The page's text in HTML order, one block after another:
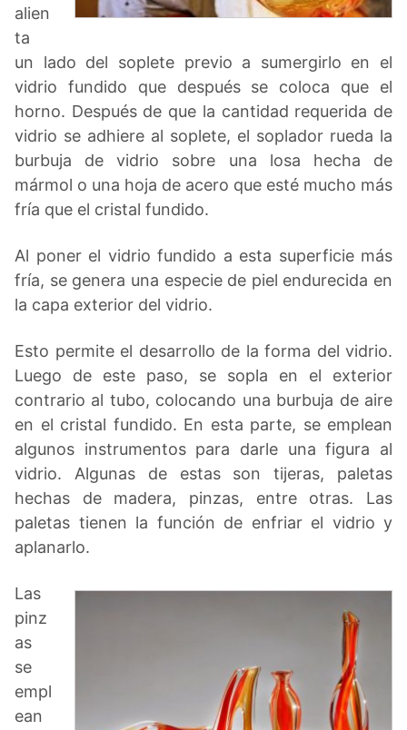
alien
ta
un lado del soplete previo a sumergirlo en el
vidrio fundido que después se coloca que el
horno. Después de que la cantidad requerida de
vidrio se adhiere al soplete, el soplador rueda la
burbuja de vidrio sobre una losa hecha de
mármol o una hoja de acero que esté mucho más
fría que el cristal fundido.
Al poner el vidrio fundido a esta superficie más
fría, se genera una especie de piel endurecida en
la capa exterior del vidrio.
Esto permite el desarrollo de la forma del vidrio.
Luego de este paso, se sopla en el exterior
contrario al tubo, colocando una burbuja de aire
en el cristal fundido. En esta parte, se emplean
algunos instrumentos para darle una figura al
vidrio. Algunas de estas son tijeras, paletas
hechas de madera, pinzas, entre otras. Las
paletas tienen la función de enfriar el vidrio y
aplanarlo.
Las
pinz
as
se
empl
ean